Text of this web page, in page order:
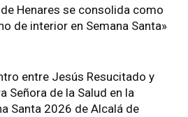
Henares se consolida como
de interior en Semana Santa»
entre Jesús Resucitado y
Señora de la Salud en la
Santa 2026 de Alcalá de